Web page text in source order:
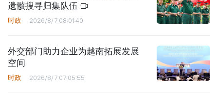
遗骸搜寻归集队伍
时政 2026/8/7 08:01:40
外交部门助力企业为越南拓展发展
空间
时政 2026/8/7 07:05:55